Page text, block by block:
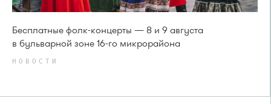
Бесплатные фолк-концерты — 8 и 9 августа
в бульварной зоне 16-го микрорайона
НОВОСТИ